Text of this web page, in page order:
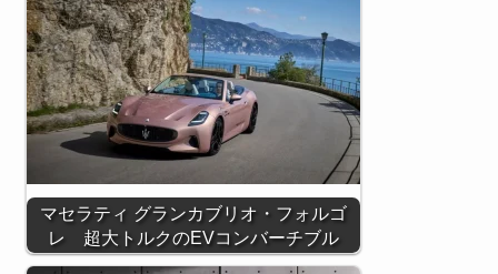
マセラティ グランカブリオ・フォルゴ
レ 超大トルクのEVコンバーチブル